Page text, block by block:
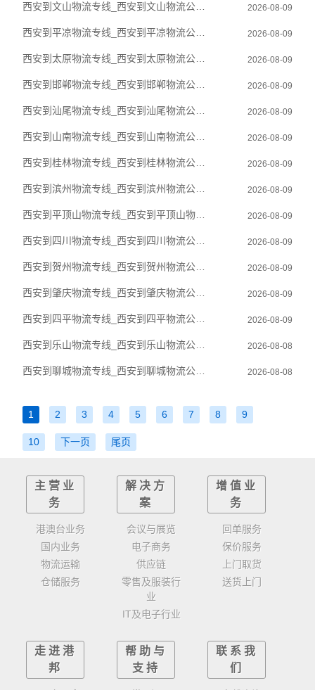
2026-08-09
西安到文山物流专线_西安到文山物流公司_西安至文山物流货运专线
2026-08-09
西安到平凉物流专线_西安到平凉物流公司_西安至平凉物流货运专线
2026-08-09
西安到太原物流专线_西安到太原物流公司_西安至太原物流货运专线
2026-08-09
西安到邯郸物流专线_西安到邯郸物流公司_西安至邯郸物流货运专线
2026-08-09
西安到汕尾物流专线_西安到汕尾物流公司_西安至汕尾物流货运专线
2026-08-09
西安到山南物流专线_西安到山南物流公司_西安至山南物流货运专线
2026-08-09
西安到桂林物流专线_西安到桂林物流公司_西安至桂林物流货运专线
2026-08-09
西安到滨州物流专线_西安到滨州物流公司_西安至滨州物流货运专线
2026-08-09
西安到平顶山物流专线_西安到平顶山物流公司_西安至平顶山物流货运专线
2026-08-09
西安到四川物流专线_西安到四川物流公司_西安至四川物流货运专线
2026-08-09
西安到贺州物流专线_西安到贺州物流公司_西安至贺州物流货运专线
2026-08-09
西安到肇庆物流专线_西安到肇庆物流公司_西安至肇庆物流货运专线
2026-08-09
西安到四平物流专线_西安到四平物流公司_西安至四平物流货运专线
2026-08-08
西安到乐山物流专线_西安到乐山物流公司_西安至乐山物流货运专线
2026-08-08
西安到聊城物流专线_西安到聊城物流公司_西安至聊城物流货运专线
1 2 3 4 5 6 7 8 9
10 下一页 尾页
主营业
务
港澳台业务
国内业务
物流运输
仓储服务
解决方
案
会议与展览
电子商务
供应链
零售及服装行
业
IT及电子行业
增值业
务
回单服务
保价服务
上门取货
送货上门
走进港
邦
帮助与
支持
联系我
们